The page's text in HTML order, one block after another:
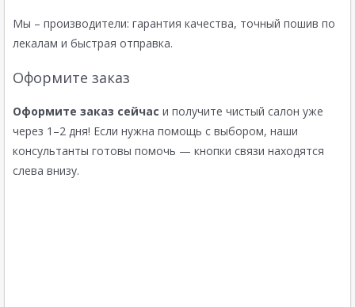
Мы – производители: гарантия качества, точный пошив по
лекалам и быстрая отправка.
Оформите заказ
Оформите заказ сейчас и получите чистый салон уже
через 1–2 дня! Если нужна помощь с выбором, наши
консультанты готовы помочь — кнопки связи находятся
слева внизу.